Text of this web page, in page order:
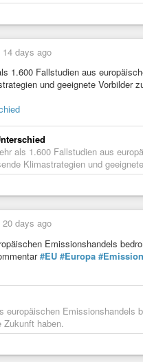
14 days ago
1.600 Fallstudien aus
und geeignete Vorbilder
als 1.600 Fallstudien aus
Klimastrategien und
20 days ago
Emissionshandels
#EU #Europa
europäischen
haben.